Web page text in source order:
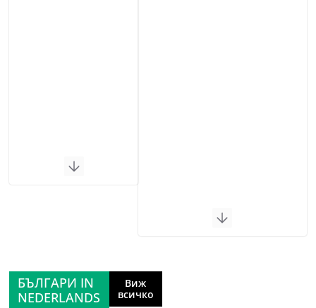
БЪЛГАРИ IN
NEDERLANDS
Виж
всичко